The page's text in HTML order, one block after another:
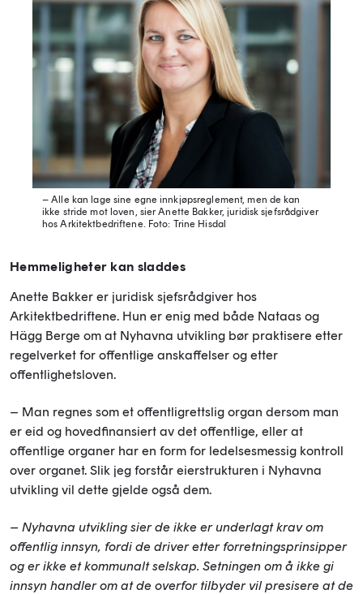
– Alle kan lage sine egne innkjøpsreglement, men de kan
ikke stride mot loven, sier Anette Bakker, juridisk sjefsrådgiver
hos Arkitektbedriftene. Foto: Trine Hisdal
Hemmeligheter kan sladdes
Anette Bakker er juridisk sjefsrådgiver hos
Arkitektbedriftene. Hun er enig med både Nataas og
Hägg Berge om at Nyhavna utvikling bør praktisere etter
regelverket for offentlige anskaffelser og etter
offentlighetsloven.
– Man regnes som et offentligrettslig organ dersom man
er eid og hovedfinansiert av det offentlige, eller at
offentlige organer har en form for ledelsesmessig kontroll
over organet. Slik jeg forstår eierstrukturen i Nyhavna
utvikling vil dette gjelde også dem.
– Nyhavna utvikling sier de ikke er underlagt krav om
offentlig innsyn, fordi de driver etter forretningsprinsipper
og er ikke et kommunalt selskap. Setningen om å ikke gi
innsyn handler om at de overfor tilbyder vil presisere at de